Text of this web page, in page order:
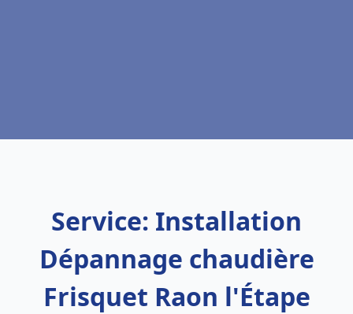
Service: Installation
Dépannage chaudière
Frisquet Raon l'Étape